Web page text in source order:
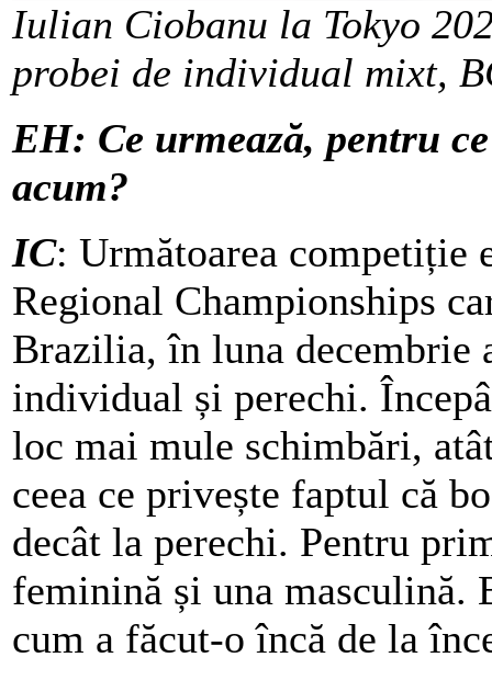
Iulian Ciobanu la Tokyo
probei de individual mixt,
EH: Ce urmează, pentru
acum?
IC: Următoarea competiție
Regional Championships
Brazilia, în luna decembrie
individual și perechi.
loc mai mule schimbări,
ceea ce privește faptul că
decât la perechi. Pentru
feminină și una masculină.
cum a făcut-o încă de la